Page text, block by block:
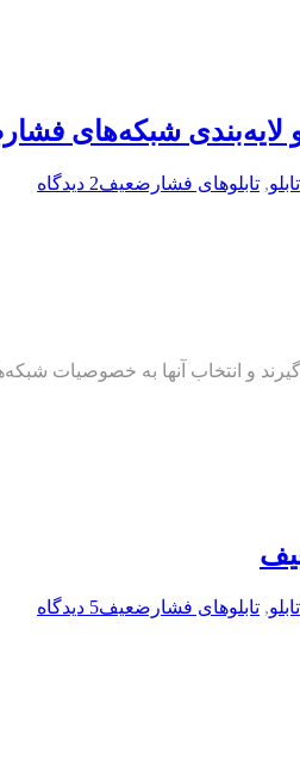
شبکه‌های
, تابلوهای فشارضعیف2 دیدگاه
و انتخاب آنها به خصوصیات
, تابلوهای فشارضعیف5 دیدگاه